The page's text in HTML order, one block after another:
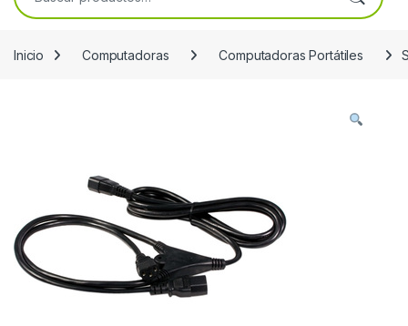
Inicio Computadoras Computadoras Portátiles